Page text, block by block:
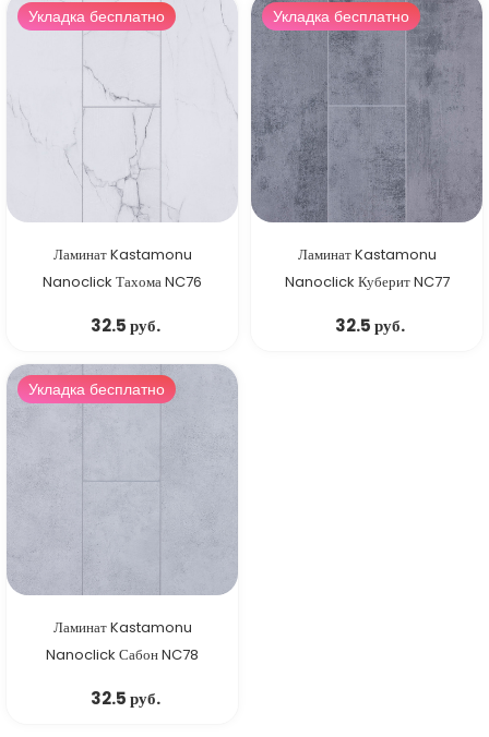
Укладка бесплатно
Ламинат Kastamonu
Nanoclick Тахома NC76
32.5 руб.
Укладка бесплатно
Ламинат Kastamonu
Nanoclick Куберит NC77
32.5 руб.
Укладка бесплатно
Ламинат Kastamonu
Nanoclick Сабон NC78
32.5 руб.